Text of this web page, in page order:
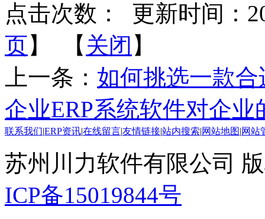
点击次数：
更新时间：
页】 【 关闭 】
上一条： 如何挑选一款
企业ERP系统软件对企
联系我们|ERP资讯|在线留言|友情链接|站内搜索|网站地图|网站
苏州川力软件有限公司
ICP备15019844号